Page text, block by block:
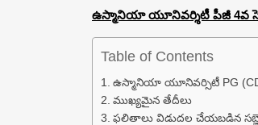
ఉస్మానియా యూనివర్శిటీ పీజీ 4వ
Table of Contents
ఉస్మానియా యూనివర్సిటీ PG
ముఖ్యమైన తేదీలు
ఫలితాలు విడుదల చేయబడిన